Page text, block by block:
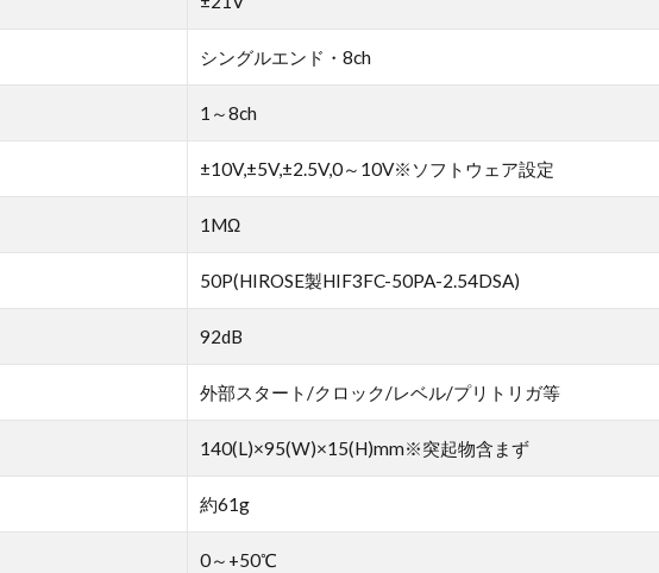
シングルエンド・8ch
1～8ch
±10V,±5V,±2.5V,0～10V※ソフトウェア設定
1MΩ
50P(HIROSE製HIF3FC-50PA-2.54DSA)
92dB
外部スタート/クロック/レベル/プリトリガ等
140(L)×95(W)×15(H)mm※突起物含まず
約61g
0～+50℃